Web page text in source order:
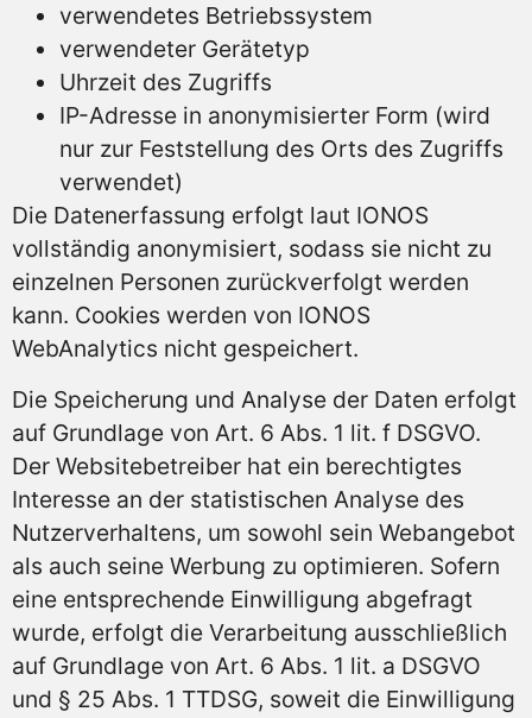
verwendetes Betriebssystem
verwendeter Gerätetyp
Uhrzeit des Zugriffs
IP-Adresse in anonymisierter Form (wird
nur zur Feststellung des Orts des Zugriffs
verwendet)
Die Datenerfassung erfolgt laut IONOS
vollständig anonymisiert, sodass sie nicht zu
einzelnen Personen zurückverfolgt werden
kann. Cookies werden von IONOS
WebAnalytics nicht gespeichert.
Die Speicherung und Analyse der Daten erfolgt
auf Grundlage von Art. 6 Abs. 1 lit. f DSGVO.
Der Websitebetreiber hat ein berechtigtes
Interesse an der statistischen Analyse des
Nutzerverhaltens, um sowohl sein Webangebot
als auch seine Werbung zu optimieren. Sofern
eine entsprechende Einwilligung abgefragt
wurde, erfolgt die Verarbeitung ausschließlich
auf Grundlage von Art. 6 Abs. 1 lit. a DSGVO
und § 25 Abs. 1 TTDSG, soweit die Einwilligung